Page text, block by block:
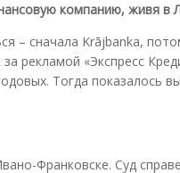
компанию, живя в
– сначала Krājbanka,
рекламой «Экспресс
Тогда показалось
Франковске. Суд